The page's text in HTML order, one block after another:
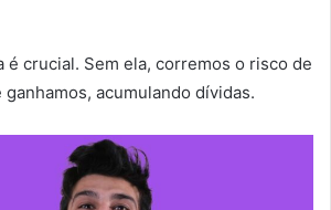
é crucial. Sem ela, corremos o risco de
acumulando dívidas.